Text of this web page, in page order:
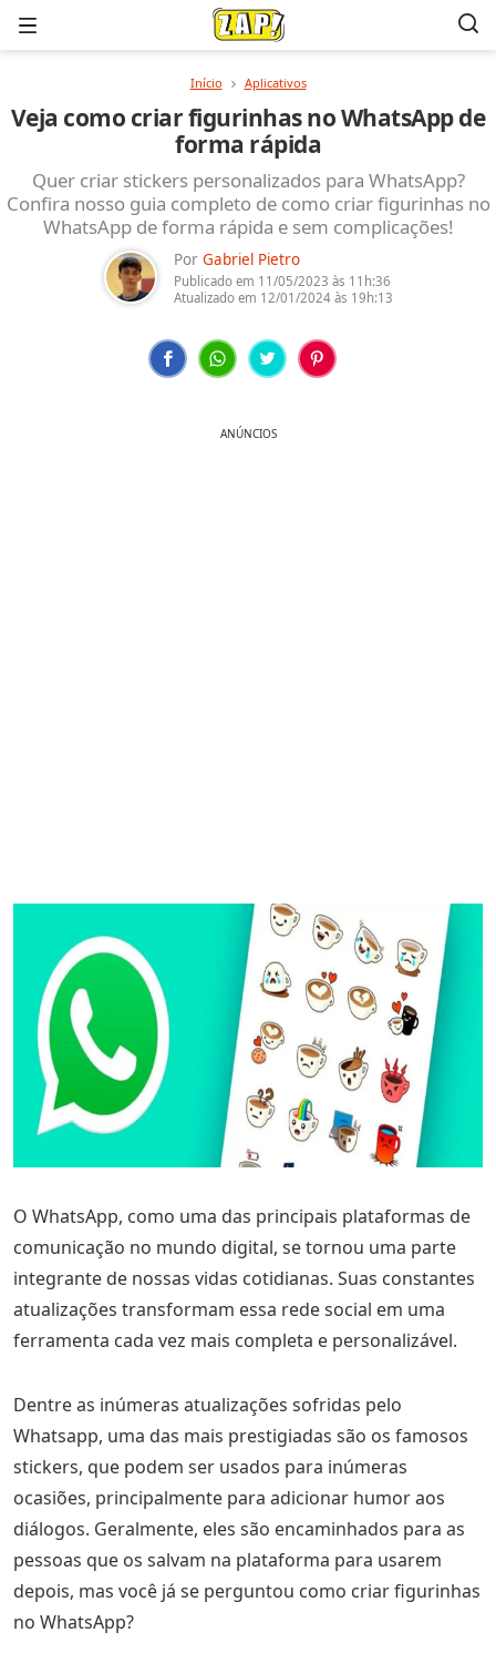
Menu
Início Aplicativos
Veja como criar figurinhas no WhatsApp de
forma rápida
Quer criar stickers personalizados para WhatsApp?
Confira nosso guia completo de como criar figurinhas no
WhatsApp de forma rápida e sem complicações!
Por Gabriel Pietro
Publicado em 11/05/2023 às 11h:36
Atualizado em 12/01/2024às 19h:13
ANÚNCIOS
O WhatsApp, como uma das principais plataformas de
comunicação no mundo digital, se tornou uma parte
integrante de nossas vidas cotidianas. Suas constantes
atualizações transformam essa rede social em uma
ferramenta cada vez mais completa e personalizável.
Dentre as inúmeras atualizações sofridas pelo
Whatsapp, uma das mais prestigiadas são os famosos
stickers, que podem ser usados para inúmeras
ocasiões, principalmente para adicionar humor aos
diálogos. Geralmente, eles são encaminhados para as
pessoas que os salvam na plataforma para usarem
depois, mas você já se perguntou como criar figurinhas
no WhatsApp?